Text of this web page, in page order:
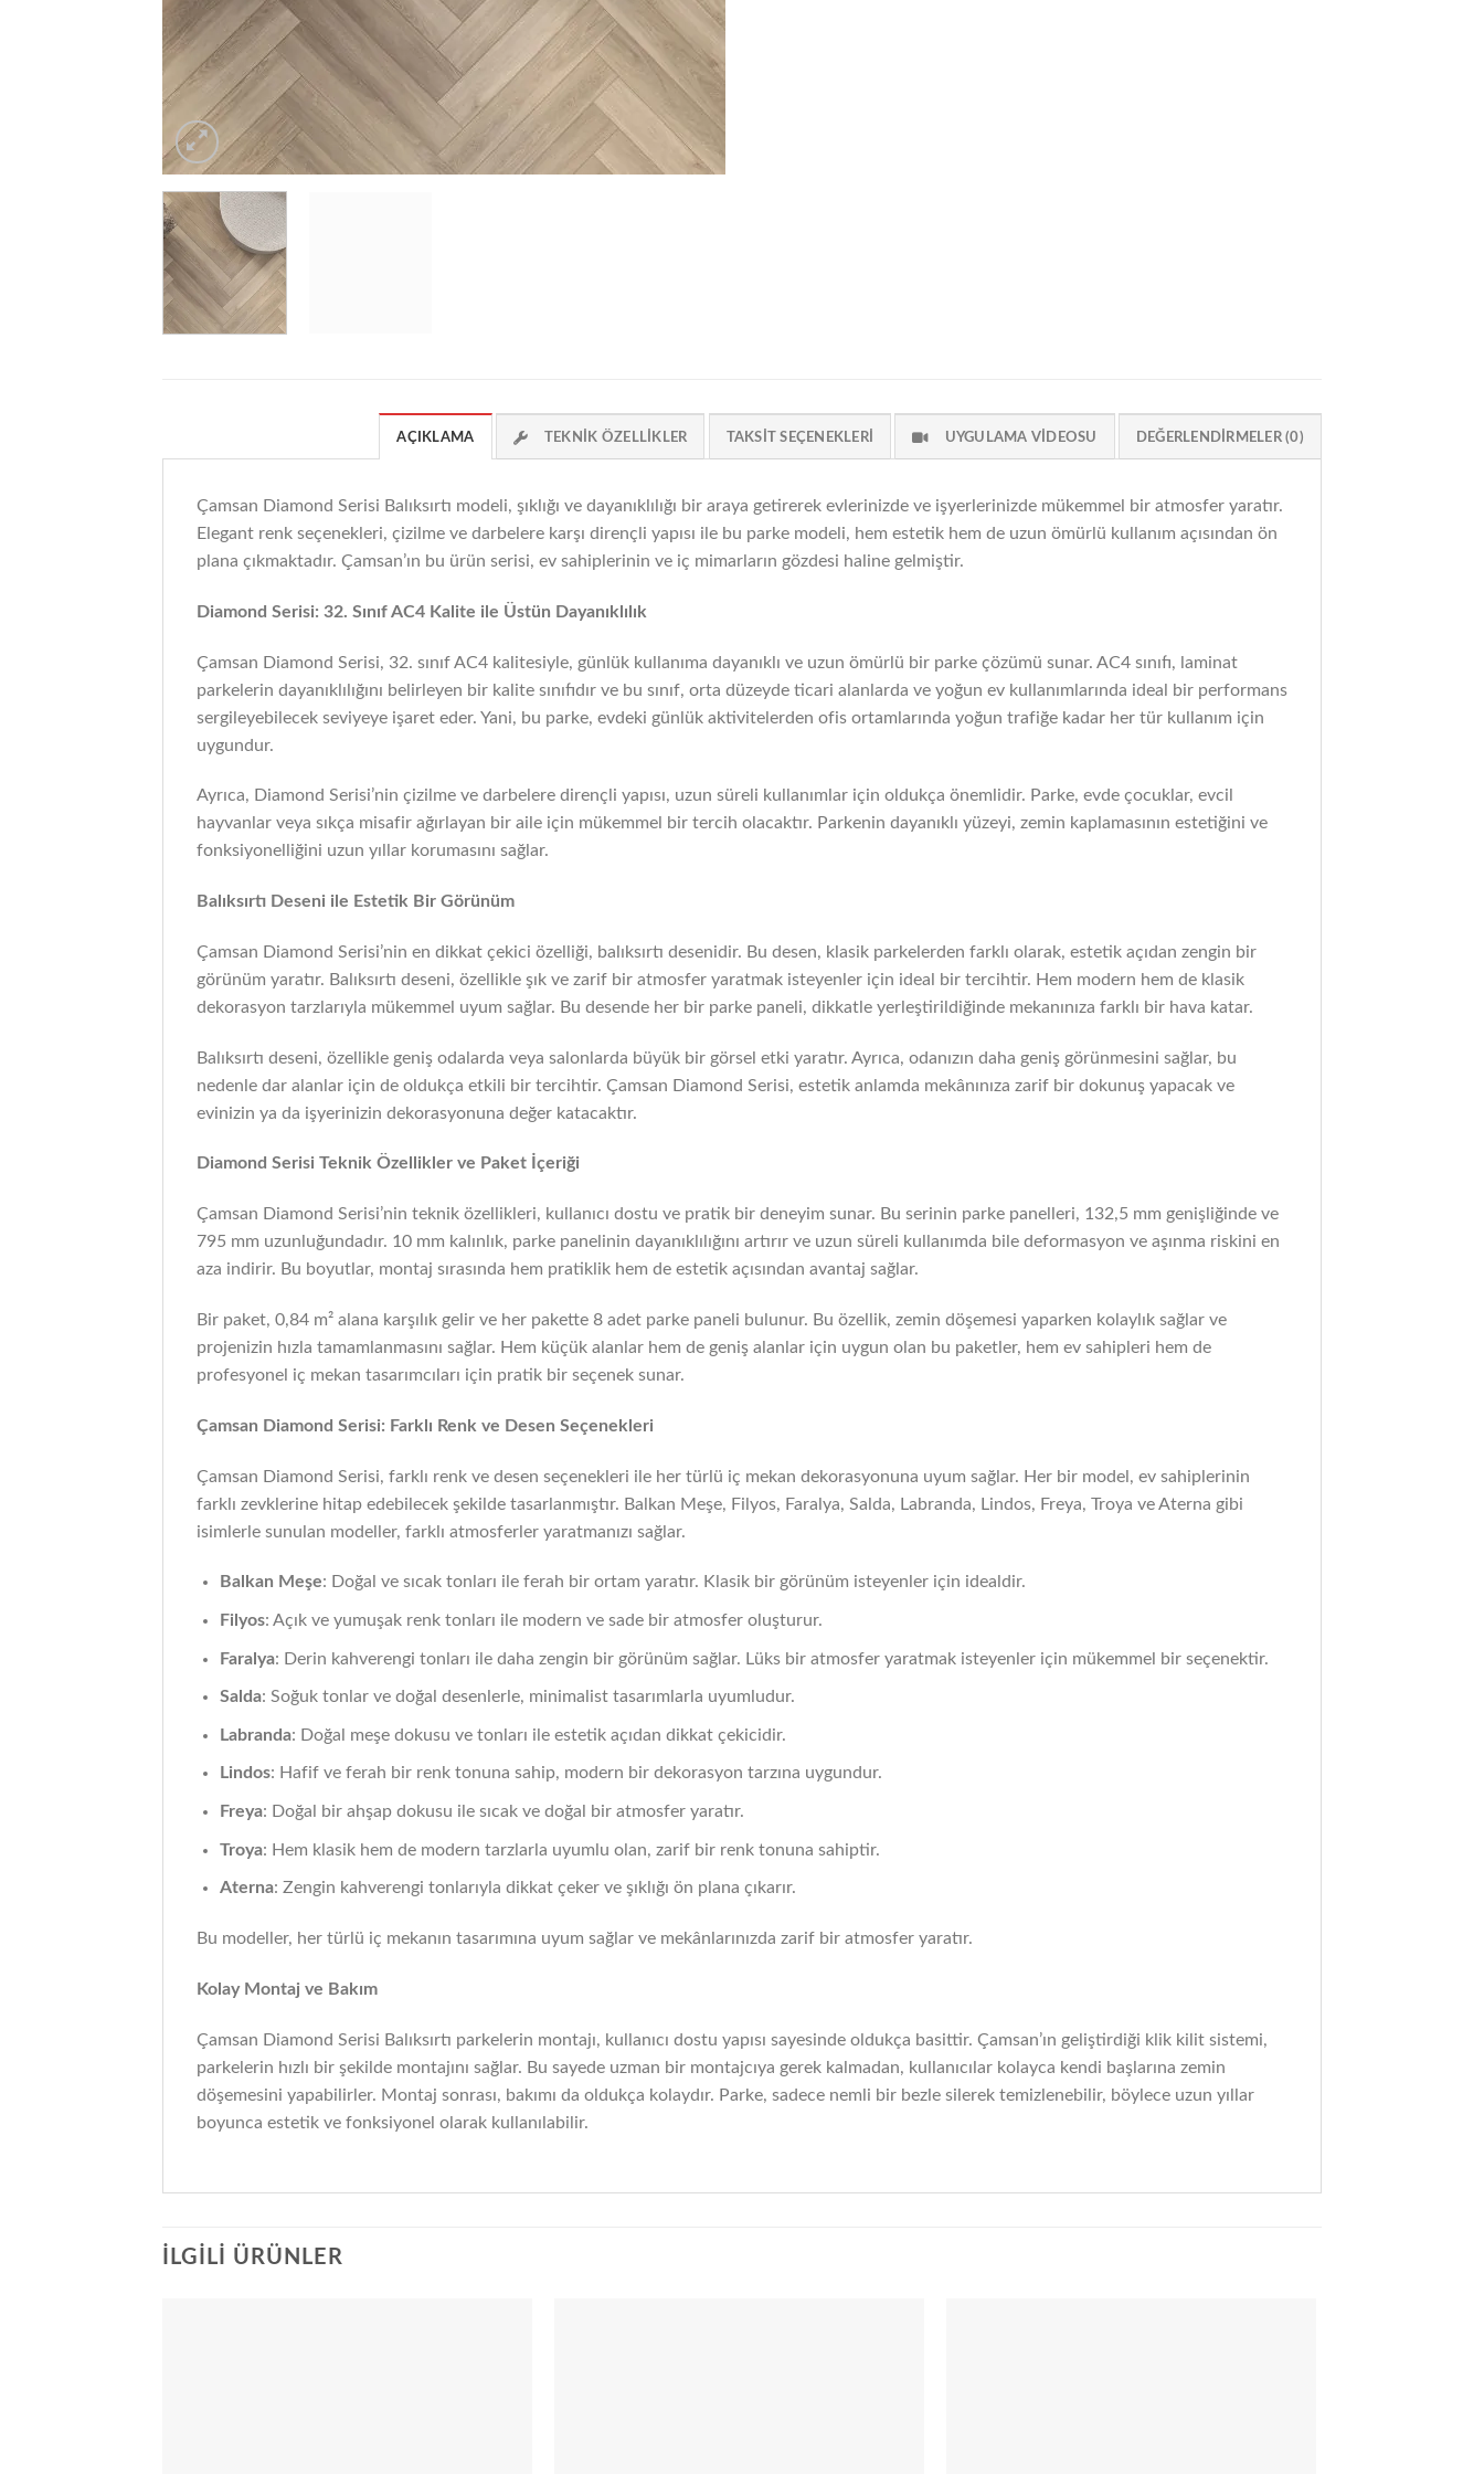
AÇIKLAMA TEKNIK ÖZELLIKLER TAKSIT SEÇENEKLERI UYGULAMA VIDEOSU DEĞERLENDIRMELER (0)
Çamsan Diamond Serisi Balıksırtı modeli, şıklığı ve dayanıklılığı bir araya getirerek evlerinizde ve işyerlerinizde mükemmel bir atmosfer yaratır.
Elegant renk seçenekleri, çizilme ve darbelere karşı dirençli yapısı ile bu parke modeli, hem estetik hem de uzun ömürlü kullanım açısından ön
plana çıkmaktadır. Çamsan’ın bu ürün serisi, ev sahiplerinin ve iç mimarların gözdesi haline gelmiştir.
Diamond Serisi: 32. Sınıf AC4 Kalite ile Üstün Dayanıklılık
Çamsan Diamond Serisi, 32. sınıf AC4 kalitesiyle, günlük kullanıma dayanıklı ve uzun ömürlü bir parke çözümü sunar. AC4 sınıfı, laminat
parkelerin dayanıklılığını belirleyen bir kalite sınıfıdır ve bu sınıf, orta düzeyde ticari alanlarda ve yoğun ev kullanımlarında ideal bir performans
sergileyebilecek seviyeye işaret eder. Yani, bu parke, evdeki günlük aktivitelerden ofis ortamlarında yoğun trafiğe kadar her tür kullanım için
uygundur.
Ayrıca, Diamond Serisi’nin çizilme ve darbelere dirençli yapısı, uzun süreli kullanımlar için oldukça önemlidir. Parke, evde çocuklar, evcil
hayvanlar veya sıkça misafir ağırlayan bir aile için mükemmel bir tercih olacaktır. Parkenin dayanıklı yüzeyi, zemin kaplamasının estetiğini ve
fonksiyonelliğini uzun yıllar korumasını sağlar.
Balıksırtı Deseni ile Estetik Bir Görünüm
Çamsan Diamond Serisi’nin en dikkat çekici özelliği, balıksırtı desenidir. Bu desen, klasik parkelerden farklı olarak, estetik açıdan zengin bir
görünüm yaratır. Balıksırtı deseni, özellikle şık ve zarif bir atmosfer yaratmak isteyenler için ideal bir tercihtir. Hem modern hem de klasik
dekorasyon tarzlarıyla mükemmel uyum sağlar. Bu desende her bir parke paneli, dikkatle yerleştirildiğinde mekanınıza farklı bir hava katar.
Balıksırtı deseni, özellikle geniş odalarda veya salonlarda büyük bir görsel etki yaratır. Ayrıca, odanızın daha geniş görünmesini sağlar, bu
nedenle dar alanlar için de oldukça etkili bir tercihtir. Çamsan Diamond Serisi, estetik anlamda mekânınıza zarif bir dokunuş yapacak ve
evinizin ya da işyerinizin dekorasyonuna değer katacaktır.
Diamond Serisi Teknik Özellikler ve Paket İçeriği
Çamsan Diamond Serisi’nin teknik özellikleri, kullanıcı dostu ve pratik bir deneyim sunar. Bu serinin parke panelleri, 132,5 mm genişliğinde ve
795 mm uzunluğundadır. 10 mm kalınlık, parke panelinin dayanıklılığını artırır ve uzun süreli kullanımda bile deformasyon ve aşınma riskini en
aza indirir. Bu boyutlar, montaj sırasında hem pratiklik hem de estetik açısından avantaj sağlar.
Bir paket, 0,84 m² alana karşılık gelir ve her pakette 8 adet parke paneli bulunur. Bu özellik, zemin döşemesi yaparken kolaylık sağlar ve
projenizin hızla tamamlanmasını sağlar. Hem küçük alanlar hem de geniş alanlar için uygun olan bu paketler, hem ev sahipleri hem de
profesyonel iç mekan tasarımcıları için pratik bir seçenek sunar.
Çamsan Diamond Serisi: Farklı Renk ve Desen Seçenekleri
Çamsan Diamond Serisi, farklı renk ve desen seçenekleri ile her türlü iç mekan dekorasyonuna uyum sağlar. Her bir model, ev sahiplerinin
farklı zevklerine hitap edebilecek şekilde tasarlanmıştır. Balkan Meşe, Filyos, Faralya, Salda, Labranda, Lindos, Freya, Troya ve Aterna gibi
isimlerle sunulan modeller, farklı atmosferler yaratmanızı sağlar.
Balkan Meşe: Doğal ve sıcak tonları ile ferah bir ortam yaratır. Klasik bir görünüm isteyenler için idealdir.
Filyos: Açık ve yumuşak renk tonları ile modern ve sade bir atmosfer oluşturur.
Faralya: Derin kahverengi tonları ile daha zengin bir görünüm sağlar. Lüks bir atmosfer yaratmak isteyenler için mükemmel bir seçenektir.
Salda: Soğuk tonlar ve doğal desenlerle, minimalist tasarımlarla uyumludur.
Labranda: Doğal meşe dokusu ve tonları ile estetik açıdan dikkat çekicidir.
Lindos: Hafif ve ferah bir renk tonuna sahip, modern bir dekorasyon tarzına uygundur.
Freya: Doğal bir ahşap dokusu ile sıcak ve doğal bir atmosfer yaratır.
Troya: Hem klasik hem de modern tarzlarla uyumlu olan, zarif bir renk tonuna sahiptir.
Aterna: Zengin kahverengi tonlarıyla dikkat çeker ve şıklığı ön plana çıkarır.
Bu modeller, her türlü iç mekanın tasarımına uyum sağlar ve mekânlarınızda zarif bir atmosfer yaratır.
Kolay Montaj ve Bakım
Çamsan Diamond Serisi Balıksırtı parkelerin montajı, kullanıcı dostu yapısı sayesinde oldukça basittir. Çamsan’ın geliştirdiği klik kilit sistemi,
parkelerin hızlı bir şekilde montajını sağlar. Bu sayede uzman bir montajcıya gerek kalmadan, kullanıcılar kolayca kendi başlarına zemin
döşemesini yapabilirler. Montaj sonrası, bakımı da oldukça kolaydır. Parke, sadece nemli bir bezle silerek temizlenebilir, böylece uzun yıllar
boyunca estetik ve fonksiyonel olarak kullanılabilir.
İLGILI ÜRÜNLER